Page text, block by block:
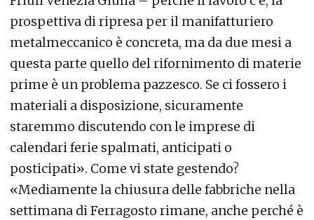
prospettiva di ripresa per il manifatturiero
metalmeccanico è concreta, ma da due mesi a
questa parte quello del rifornimento di materie
prime è un problema pazzesco. Se ci fossero i
materiali a disposizione, sicuramente
staremmo discutendo con le imprese di
calendari ferie spalmati, anticipati o
posticipati». Come vi state gestendo?
«Mediamente la chiusura delle fabbriche nella
settimana di Ferragosto rimane, anche perché è